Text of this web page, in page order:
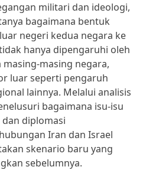
militari dan ideologi,
bagaimana bentuk
negeri kedua negara ke
hanya dipengaruhi oleh
masing negara,
luar seperti pengaruh
lainnya. Melalui analisis
bagaimana isu-isu
diplomasi
Iran dan Israel
skenario baru yang
sebelumnya.